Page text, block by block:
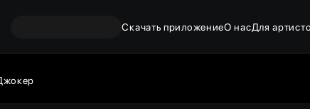
Скачать приложениеО насДля